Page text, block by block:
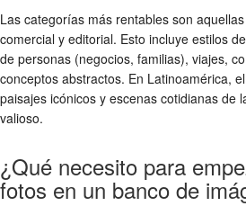
Las categorías más rentables son
comercial y editorial. Esto incluye estilos
de personas (negocios, familias), viajes,
conceptos abstractos. En Latinoamérica,
paisajes icónicos y escenas cotidianas de
valioso.
¿Qué necesito para
fotos en un banco de